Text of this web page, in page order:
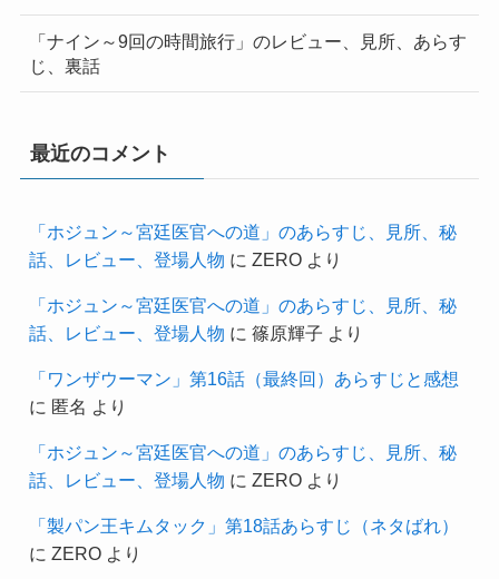
「ナイン～9回の時間旅行」のレビュー、見所、あらす
じ、裏話
最近のコメント
「ホジュン～宮廷医官への道」のあらすじ、見所、秘
話、レビュー、登場人物 に ZEROより
「ホジュン～宮廷医官への道」のあらすじ、見所、秘
話、レビュー、登場人物 に 篠原輝子 より
「ワンザウーマン」第16話（最終回）あらすじと感想
に 匿名 より
「ホジュン～宮廷医官への道」のあらすじ、見所、秘
話、レビュー、登場人物 に ZEROより
「製パン王キムタック」第18話あらすじ（ネタばれ）
に ZEROより